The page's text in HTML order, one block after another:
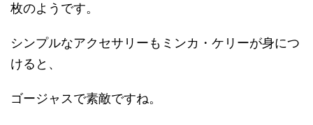
枚のようです。
シンプルなアクセサリーもミンカ・ケリーが身につ
けると、
ゴージャスで素敵ですね。